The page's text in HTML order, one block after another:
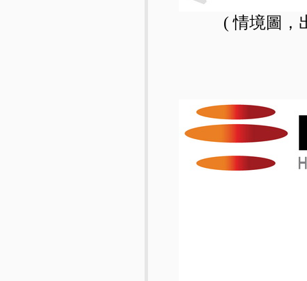
( 情境圖，